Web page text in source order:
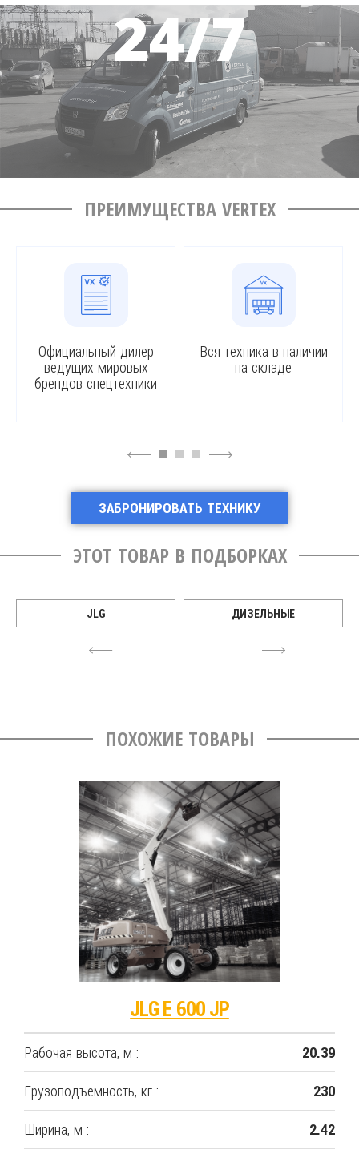
ПРЕИМУЩЕСТВА VERTEX
Официальный дилер
ведущих мировых
брендов спецтехники
Вся техника в наличии
на складе
4 6
ЗАБРОНИРОВАТЬ ТЕХНИКУ
ЭТОТ ТОВАР В ПОДБОРКАХ
4
JLG ДИЗЕЛЬНЫЕ
6
ПОХОЖИЕ ТОВАРЫ
JLG E 600 JP
Рабочая высота, м : 20.39
Грузоподъемность, кг : 230
Ширина, м : 2.42